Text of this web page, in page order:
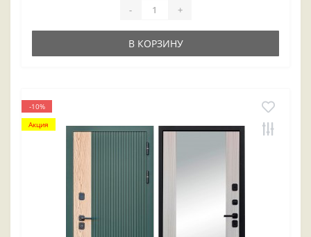
- +
В КОРЗИНУ
-10%
Акция